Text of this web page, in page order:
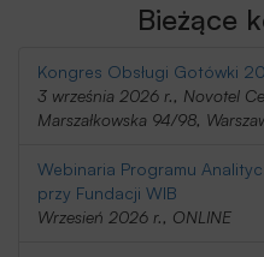
Bieżące
Kongres Obsługi Gotówki
3 września 2026 r., Novotel
Marszałkowska 94/98,
Webinaria Programu
przy Fundacji WIB
Wrzesień 2026 r., ONLINE